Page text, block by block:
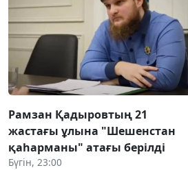
Рамзан Қадыровтың 21
жастағы ұлына "Шешенстан
қаһарманы" атағы берілді
Бүгін, 23:00